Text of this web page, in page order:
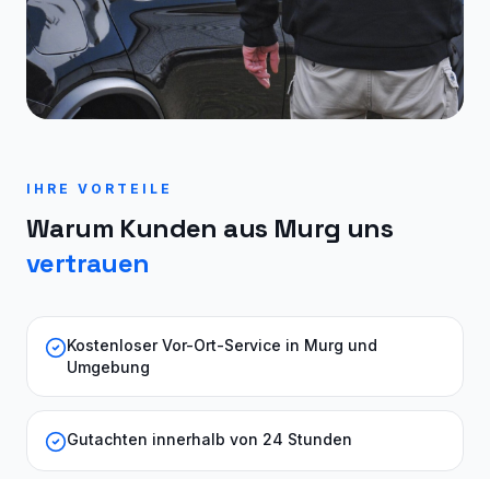
IHRE VORTEILE
Warum Kunden aus Murg uns
vertrauen
Kostenloser Vor-Ort-Service in Murg und
Umgebung
Gutachten innerhalb von 24 Stunden